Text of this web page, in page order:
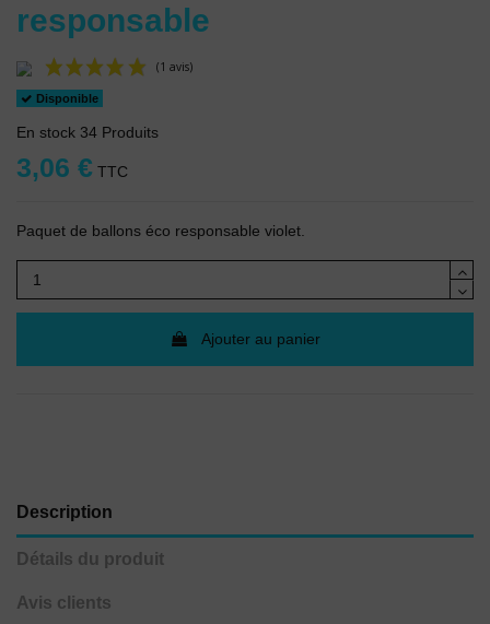
responsable
(1 avis)
Disponible
En stock 34 Produits
3,06 € TTC
Paquet de ballons éco responsable violet.
Ajouter au panier
Description
Détails du produit
Avis clients